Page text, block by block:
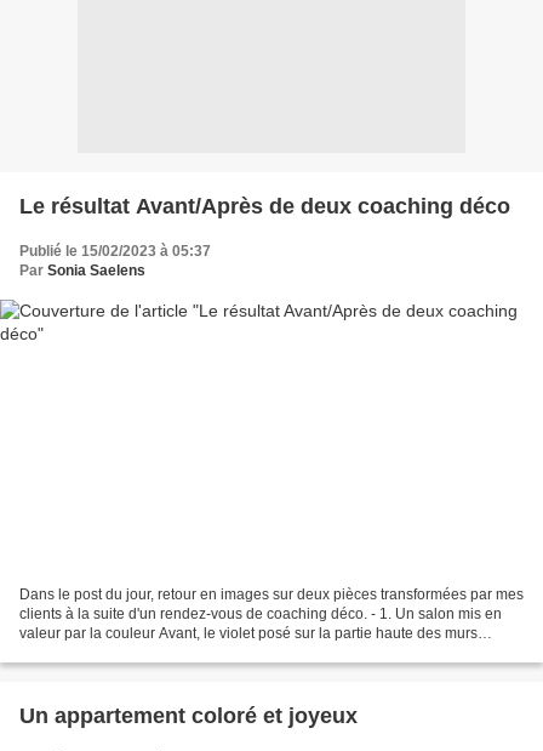
Le résultat Avant/Après de deux coaching déco
Publié le 15/02/2023 à 05:37
Par Sonia Saelens
Dans le post du jour, retour en images sur deux pièces transformées par mes
clients à la suite d'un rendez-vous de coaching déco. - 1. Un salon mis en
valeur par la couleur Avant, le violet posé sur la partie haute des murs
Un appartement coloré et joyeux